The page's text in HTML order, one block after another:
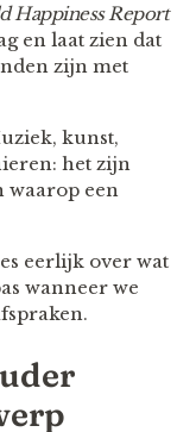
Happiness Report
en laat zien dat
zijn met
kunst,
het zijn
waarop een
eerlijk over wat
wanneer we